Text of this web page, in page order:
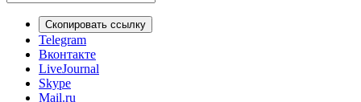
Скопировать ссылку
Telegram
Вконтакте
LiveJournal
Skype
Mail.ru